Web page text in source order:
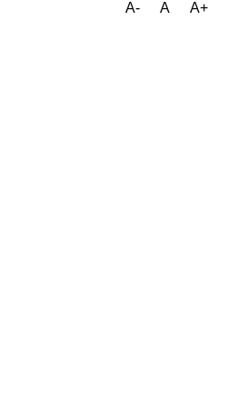
A- A A+